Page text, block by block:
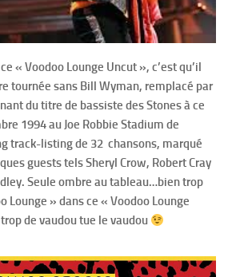
« Voodoo Lounge Uncut », c’est qu’il
tournée sans Bill Wyman, remplacé par
du titre de bassiste des Stones à ce
1994 au Joe Robbie Stadium de
track-listing de 32 chansons, marqué
guests tels Sheryl Crow, Robert Cray
Seule ombre au tableau…bien trop
Lounge » dans ce « Voodoo Lounge
de vaudou tue le vaudou